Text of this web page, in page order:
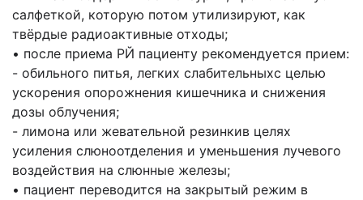
салфеткой, которую потом утилизируют, как
твёрдые радиоактивные отходы;
• после приема РЙ пациенту рекомендуется прием:
- обильного питья, легких слабительныхс целью
ускорения опорожнения кишечника и снижения
дозы облучения;
- лимона или жевательной резинкив целях
усиления слюноотделения и уменьшения лучевого
воздействия на слюнные железы;
• пациент переводится на закрытый режим в